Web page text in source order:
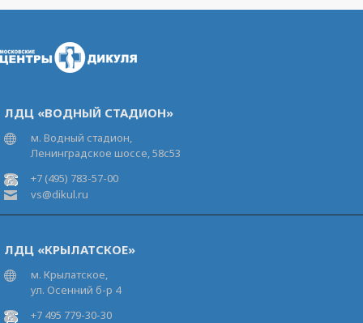
ЛДЦ «ВОДНЫЙ СТАДИОН»
м. Водный стадион,
Ленинградское шоссе, 58с53
+7 (495) 783-57-00
vs@dikul.ru
ЛДЦ «КРЫЛАТСКОЕ»
м. Крылатское,
ул. Осенний б-р 4
+7 495 779-30-30